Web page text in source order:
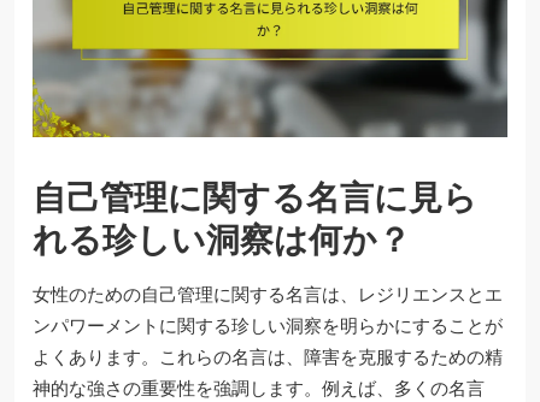
自己管理に関する名言に見ら
れる珍しい洞察は何か？
女性のための自己管理に関する名言は、レジリエンスとエ
ンパワーメントに関する珍しい洞察を明らかにすることが
よくあります。これらの名言は、障害を克服するための精
神的な強さの重要性を強調します。例えば、多くの名言